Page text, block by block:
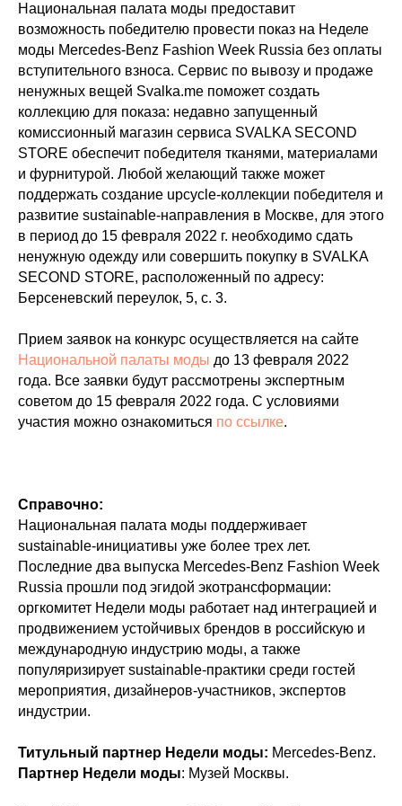
Национальная палата моды предоставит
возможность победителю провести показ на Неделе
моды Mercedes-Benz Fashion Week Russia без оплаты
вступительного взноса. Сервис по вывозу и продаже
ненужных вещей Svalka.me поможет создать
коллекцию для показа: недавно запущенный
комиссионный магазин сервиса SVALKA SECOND
STORE обеспечит победителя тканями, материалами
и фурнитурой. Любой желающий также может
поддержать создание upcycle-коллекции победителя и
развитие sustainable-направления в Москве, для этого
в период до 15 февраля 2022 г. необходимо сдать
ненужную одежду или совершить покупку в SVALKA
SECOND STORE, расположенный по адресу:
Берсеневский переулок, 5, с. 3.
Прием заявок на конкурс осуществляется на сайте
Национальной палаты моды до 13 февраля 2022
года. Все заявки будут рассмотрены экспертным
советом до 15 февраля 2022 года. С условиями
участия можно ознакомиться по ссылке.
Справочно:
Национальная палата моды поддерживает
sustainable-инициативы уже более трех лет.
Последние два выпуска Mercedes-Benz Fashion Week
Russia прошли под эгидой экотрансформации:
оргкомитет Недели моды работает над интеграцией и
продвижением устойчивых брендов в российскую и
международную индустрию моды, а также
популяризирует sustainable-практики среди гостей
мероприятия, дизайнеров-участников, экспертов
индустрии.
Титульный партнер Недели моды: Mercedes-Benz.
Партнер Недели моды: Музей Москвы.